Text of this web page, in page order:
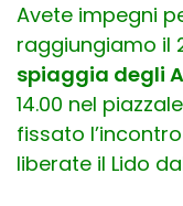
Avete impegni
raggiungiamo il
spiaggia degli
14.00 nel
fissato
liberate il Lido